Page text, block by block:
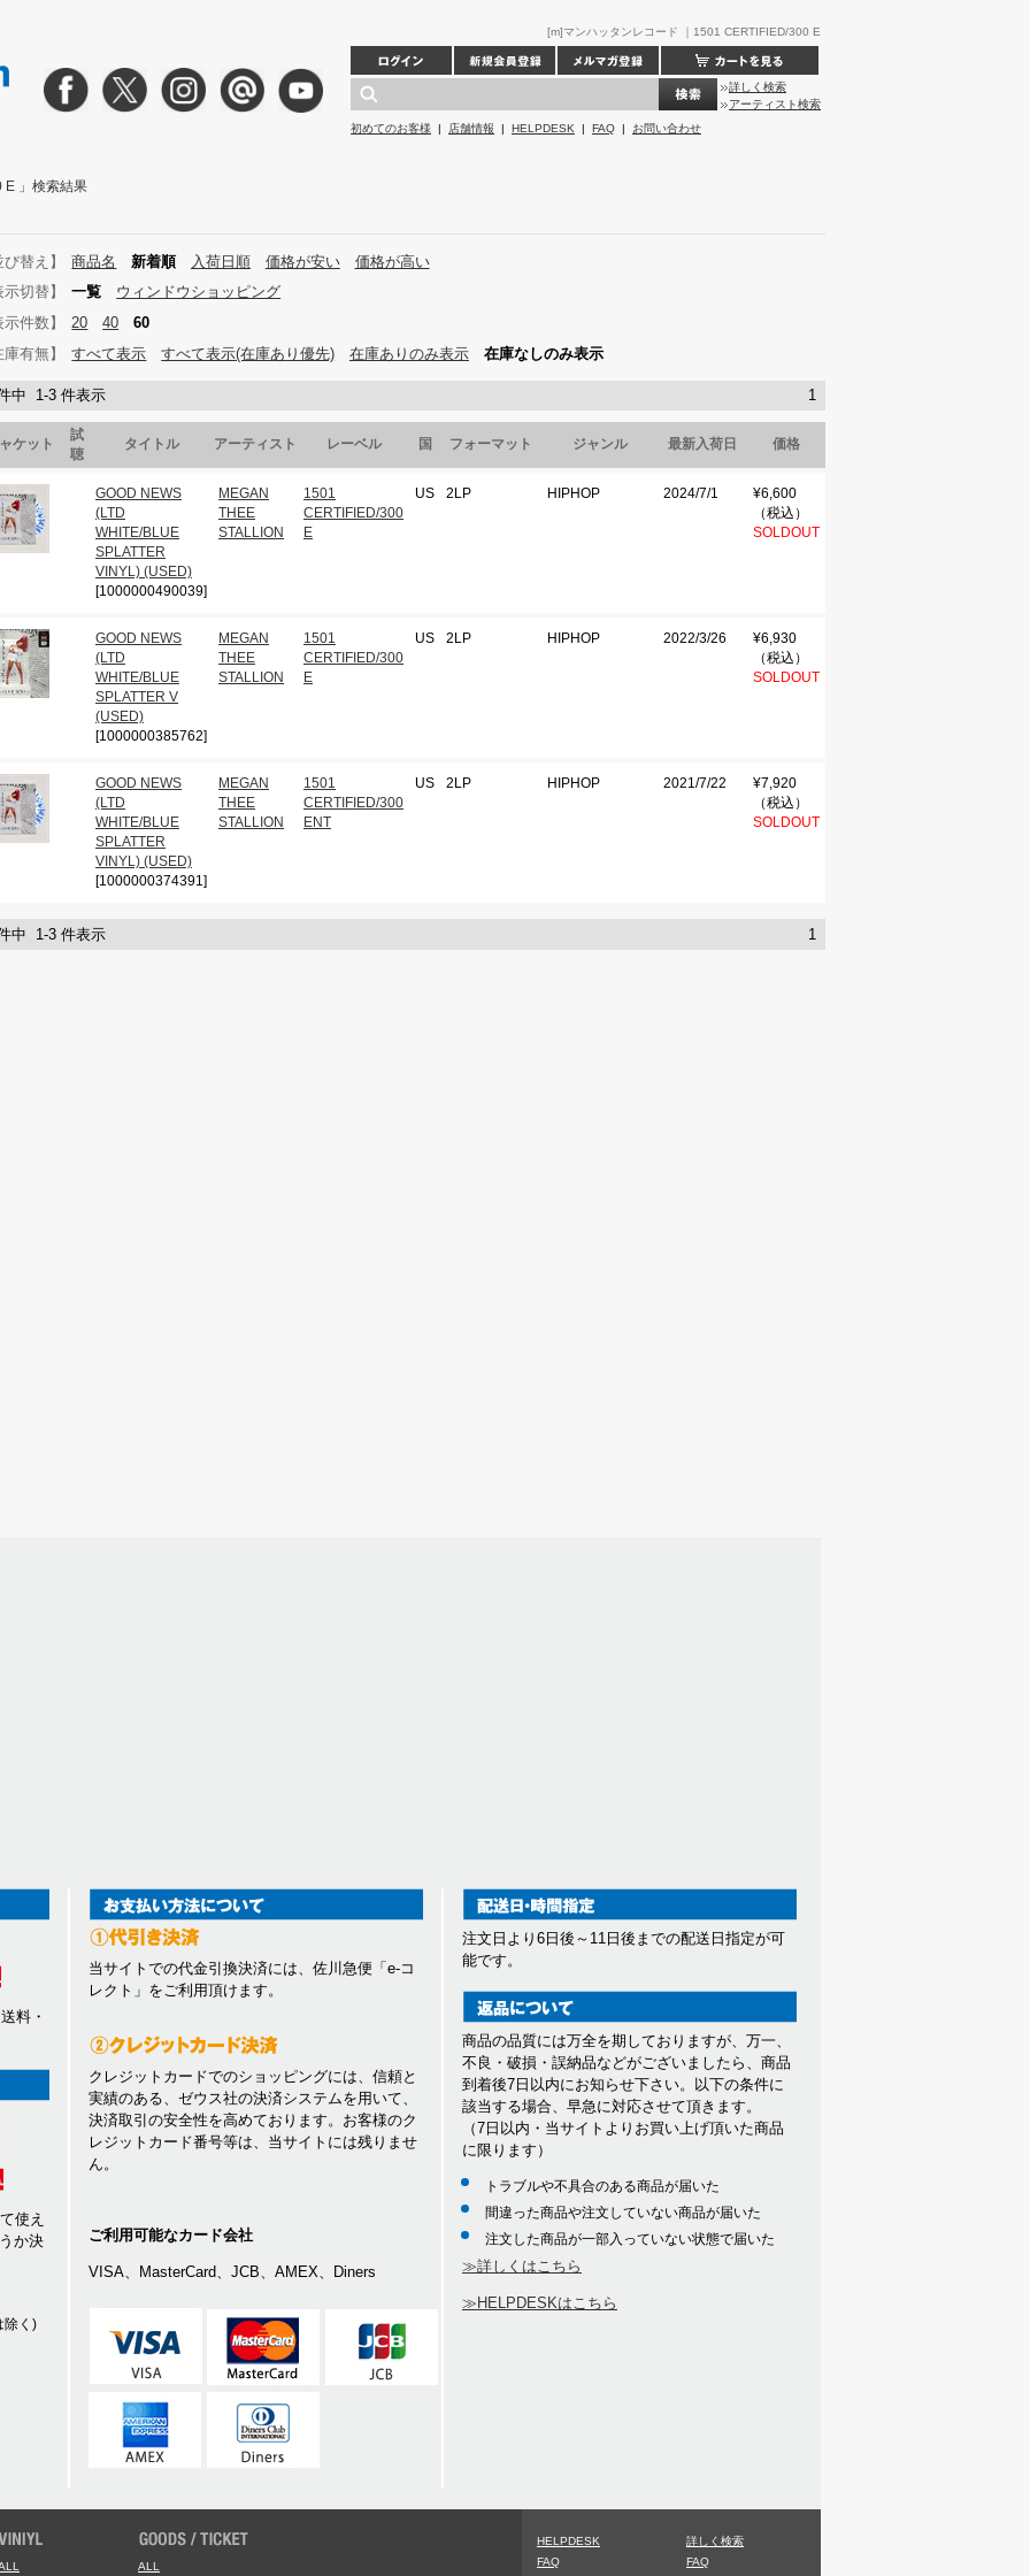
[m]マンハッタンレコード ｜1501 CERTIFIED/300 E
詳しく検索
アーティスト検索
初めてのお客様 | 店舗情報 | HELPDESK | FAQ | お問い合わせ
E 」検索結果
替え】 商品名 新着順 入荷日順 価格が安い
価格が高い
切替】
一覧
ウィンドウショッピング
件数】
20 40
60
有無】
すべて表示 すべて表示(在庫あり優先) 在庫ありのみ表示 在庫なしのみ表示
中 1-3 件表示 1
ケット
試
聴
タイトル アーティスト レーベル 国 フォーマット ジャンル 最新入荷日 価格
GOOD NEWS
(LTD
WHITE/BLUE
SPLATTER
VINYL) (USED)
[1000000490039]
MEGAN
THEE
STALLION
1501
CERTIFIED/300
E
US 2LP HIPHOP 2024/7/1
¥6,600
（税込）
SOLDOUT
GOOD NEWS
(LTD
WHITE/BLUE
SPLATTER V
(USED)
[1000000385762]
MEGAN
THEE
STALLION
1501
CERTIFIED/300
E
US 2LP HIPHOP 2022/3/26
¥6,930
（税込）
SOLDOUT
GOOD NEWS
(LTD
WHITE/BLUE
SPLATTER
VINYL) (USED)
[1000000374391]
MEGAN
THEE
STALLION
1501
CERTIFIED/300
ENT
US 2LP HIPHOP 2021/7/22
¥7,920
（税込）
SOLDOUT
中 1-3 件表示 1
料・
使え
か決
除く)
当サイトでの代金引換決済には、佐川急便「e-コ
レクト」をご利用頂けます。
クレジットカードでのショッピングには、信頼と
実績のある、ゼウス社の決済システムを用いて、
決済取引の安全性を高めております。お客様のク
レジットカード番号等は、当サイトには残りませ
ん。
ご利用可能なカード会社
VISA、MasterCard、JCB、AMEX、Diners
注文日より6日後～11日後までの配送日指定が可
能です。
商品の品質には万全を期しておりますが、万一、
不良・破損・誤納品などがございましたら、商品
到着後7日以内にお知らせ下さい。以下の条件に
該当する場合、早急に対応させて頂きます。
（7日以内・当サイトよりお買い上げ頂いた商品
に限ります）
トラブルや不具合のある商品が届いた
間違った商品や注文していない商品が届いた
注文した商品が一部入っていない状態で届いた
≫詳しくはこちら
≫HELPDESKはこちら
ALL
HELPDESK
FAQ
詳しく検索
FAQ